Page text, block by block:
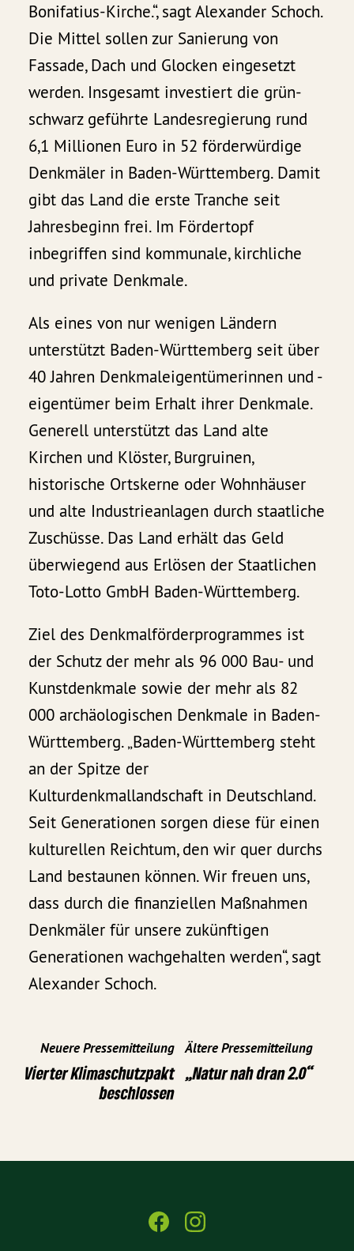
Bonifatius-Kirche.“, sagt Alexander Schoch.
Die Mittel sollen zur Sanierung von
Fassade, Dach und Glocken eingesetzt
werden. Insgesamt investiert die grün-
schwarz geführte Landesregierung rund
6,1 Millionen Euro in 52 förderwürdige
Denkmäler in Baden-Württemberg. Damit
gibt das Land die erste Tranche seit
Jahresbeginn frei. Im Fördertopf
inbegriffen sind kommunale, kirchliche
und private Denkmale.
Als eines von nur wenigen Ländern
unterstützt Baden-Württemberg seit über
40 Jahren Denkmaleigentümerinnen und -
eigentümer beim Erhalt ihrer Denkmale.
Generell unterstützt das Land alte
Kirchen und Klöster, Burgruinen,
historische Ortskerne oder Wohnhäuser
und alte Industrieanlagen durch staatliche
Zuschüsse. Das Land erhält das Geld
überwiegend aus Erlösen der Staatlichen
Toto-Lotto GmbH Baden-Württemberg.
Ziel des Denkmalförderprogrammes ist
der Schutz der mehr als 96 000 Bau- und
Kunstdenkmale sowie der mehr als 82
000 archäologischen Denkmale in Baden-
Württemberg. „Baden-Württemberg steht
an der Spitze der
Kulturdenkmallandschaft in Deutschland.
Seit Generationen sorgen diese für einen
kulturellen Reichtum, den wir quer durchs
Land bestaunen können. Wir freuen uns,
dass durch die finanziellen Maßnahmen
Denkmäler für unsere zukünftigen
Generationen wachgehalten werden“, sagt
Alexander Schoch.
Neuere Pressemitteilung
Vierter Klimaschutzpakt
beschlossen
Ältere Pressemitteilung
„Natur nah dran 2.0“